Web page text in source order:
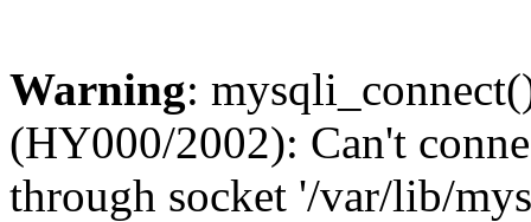
Warning:
(HY000/2002): Can't
through socket '/var/lib/